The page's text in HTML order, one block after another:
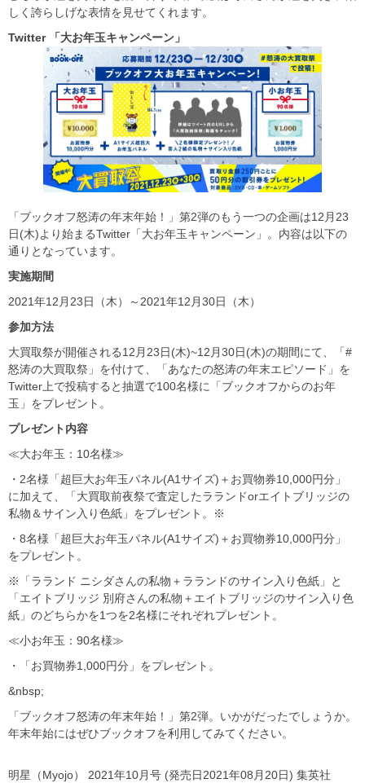
しく誇らしげな表情を見せてくれます。
Twitter
「大お年玉キャンペーン」
「ブックオフ怒涛の年末年始！」第2弾のもう一つの企画は12月23
日(木)より始まるTwitter「大お年玉キャンペーン」。内容は以下の
通りとなっています。
実施期間
2021年12月23日（木）～2021年12月30日（木）
参加方法
大買取祭が開催される12月23日(木)~12月30日(木)の期間にて、「#
怒涛の大買取祭」を付けて、「あなたの怒涛の年末エピソード」を
Twitter上で投稿すると抽選で100名様に「ブックオフからのお年
玉」をプレゼント。
プレゼント内容
≪大お年玉：10名様≫
・2名様「超巨大お年玉パネル(A1サイズ)＋お買物券10,000円分」
に加えて、「大買取前夜祭で査定したラランドorエイトブリッジの
私物＆サイン入り色紙」をプレゼント。※
・8名様「超巨大お年玉パネル(A1サイズ)＋お買物券10,000円分」
をプレゼント。
※「ラランド ニシダさんの私物＋ラランドのサイン入り色紙」と
「エイトブリッジ 別府さんの私物＋エイトブリッジのサイン入り色
紙」のどちらかを1つを2名様にそれぞれプレゼント。
≪小お年玉：90名様≫
・「お買物券1,000円分」をプレゼント。
&nbsp;
「ブックオフ怒涛の年末年始！」第2弾。いかがだったでしょうか。
年末年始にはぜひブックオフを利用してみてください。
明星（Myojo） 2021年10月号 (発売日2021年08月20日) 集英社